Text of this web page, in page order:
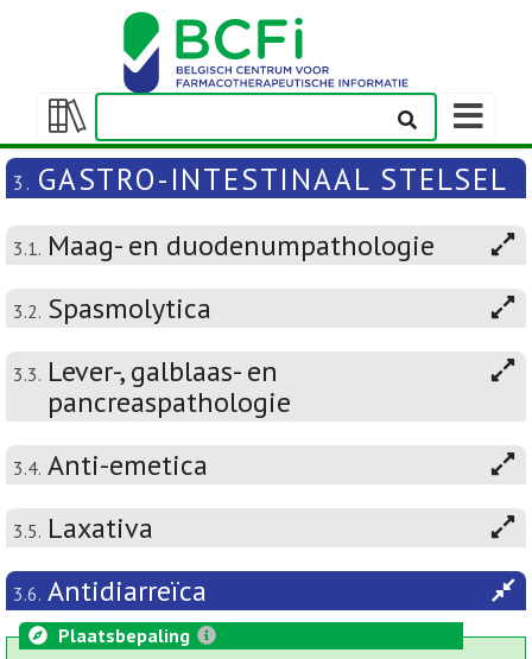
Weergeven/verbergen
inhoudstafel
3. GASTRO-INTESTINAAL STELSEL
3.1. Maag- en duodenumpathologie
3.2. Spasmolytica
3.3. Lever-, galblaas- en
pancreaspathologie
3.4. Anti-emetica
3.5. Laxativa
3.6. Antidiarreïca
Plaatsbepaling